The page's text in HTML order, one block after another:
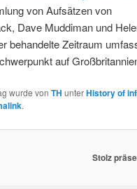
von Aufsätzen von
Dave Muddiman und
behandelte Zeitraum
auf
wurde von TH unterHistory of
.
Stolz